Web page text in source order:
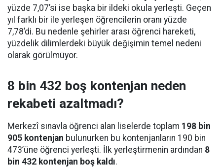
yüzde 7,07’si ise başka bir ildeki okula yerleşti. Geçen
yıl farklı bir ile yerleşen öğrencilerin oranı yüzde
7,78’di. Bu nedenle şehirler arası öğrenci hareketi,
yüzdelik dilimlerdeki büyük değişimin temel nedeni
olarak görülmüyor.
8 bin 432 boş kontenjan neden
rekabeti azaltmadı?
Merkezî sınavla öğrenci alan liselerde toplam 198 bin
905 kontenjan bulunurken bu kontenjanların 190 bin
473’üne öğrenci yerleşti. İlk yerleştirmenin ardından 8
bin 432 kontenjan boş kaldı.